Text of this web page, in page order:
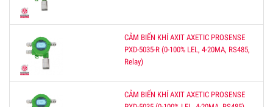
CẢM BIẾN KHÍ AXIT AXETIC PROSENSE
PXD-5035-R (0-100% LEL, 4-20MA, RS485,
Relay)
CẢM BIẾN KHÍ AXIT AXETIC PROSENSE